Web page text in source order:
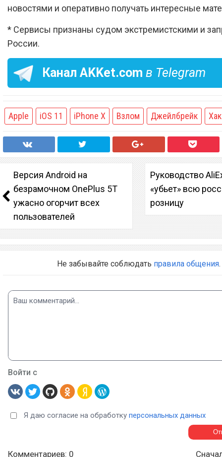
новостями и оперативно получать интересные
* Сервисы признаны судом экстремистскими и
России.
Канал AKKet.com в Telegram
Apple iOS 11 iPhone X Взлом Джейлбрейк
Версия Android на
безрамочном OnePlus 5T
ужасно огорчит всех
пользователей
Руководство
«убьет» всю
розницу
Не забывайте соблюдать правила общения.
Войти с
Я даю согласие на обработку персональных данных
Комментариев: 0